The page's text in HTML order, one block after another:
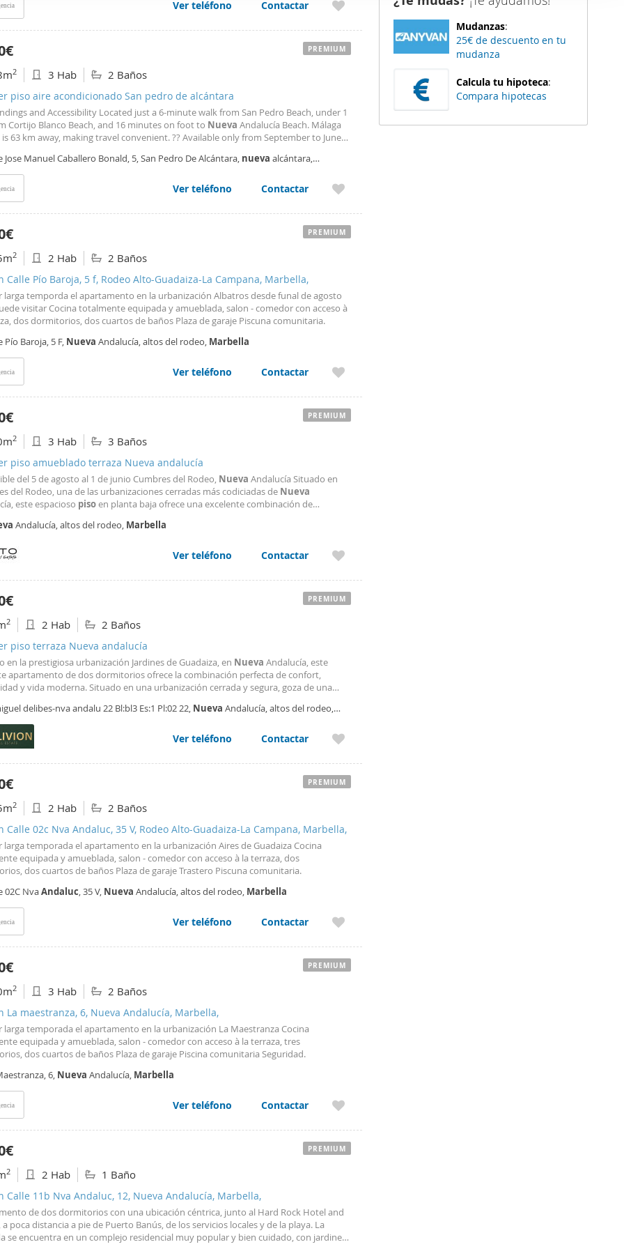
se usan para personalizar el contenido y los anuncios, ofrecer funciones
el tráfico. Además, compartimos información sobre el uso que haga del
de redes sociales, publicidad y análisis web, quienes pueden
que les haya proporcionado o que hayan recopilado a partir del uso
Ver teléfono Contactar
2 3 Hab 2 Baños
piso aire acondicionado San pedro de alcántara
and Accessibility Located just a 6-minute walk from San Pedro Beach, under 1
Cortijo Blanco Beach, and 16 minutes on foot to Nueva Andalucía Beach. Málaga
63 km away, making travel convenient. ?? Available only from September to June
summer season.
Jose Manuel Caballero Bonald, 5, San Pedro De Alcántara, nueva alcántara,
Ver teléfono Contactar
PREMIUM
2 2 Hab 2 Baños
Calle Pío Baroja, 5 f, Rodeo Alto-Guadaiza-La Campana, Marbella,
larga temporda el apartamento en la urbanización Albatros desde funal de agosto
visitar Cocina totalmente equipada y amueblada, salon - comedor con acceso à
dos dormitorios, dos cuartos de baños Plaza de garaje Piscuna comunitaria.
Pío Baroja, 5 F, Nueva Andalucía, altos del rodeo, Marbella
Ver teléfono Contactar
PREMIUM
2 3 Hab 3 Baños
piso amueblado terraza Nueva andalucía
del 5 de agosto al 1 de junio Cumbres del Rodeo, Nueva Andalucía Situado en
del Rodeo, una de las urbanizaciones cerradas más codiciadas de Nueva
este espacioso pisoen planta baja ofrece una excelente combinación de
de Puerto Banús, la playa, prestigiosos campos
Andalucía, altos del rodeo, Marbella
Ver teléfono Contactar
PREMIUM
2 2 Hab 2 Baños
piso terraza Nueva andalucía
en la prestigiosa urbanización Jardines de Guadaiza, en Nueva Andalucía, este
apartamento de dos dormitorios ofrece la combinación perfecta de confort,
y vida moderna. Situado en una urbanización cerrada y segura, goza de una
El apartamento cuenta con dos amplios dormitorios
delibes-nva andalu 22 Bl:bl3 Es:1 Pl:02 22, Nueva Andalucía, altos del rodeo,
Ver teléfono Contactar
PREMIUM
2 2 Hab 2 Baños
Calle 02c Nva Andaluc, 35 V, Rodeo Alto-Guadaiza-La Campana, Marbella,
larga temporada el apartamento en la urbanización Aires de Guadaiza Cocina
equipada y amueblada, salon - comedor con acceso à la terraza, dos
dos cuartos de baños Plaza de garaje Trastero Piscuna comunitaria.
02C NvaAndaluc, 35 V, Nueva Andalucía, altos del rodeo, Marbella
Ver teléfono Contactar
PREMIUM
2 3 Hab 2 Baños
La maestranza, 6, Nueva Andalucía, Marbella,
larga temporada el apartamento en la urbanización La Maestranza Cocina
equipada y amueblada, salon - comedor con acceso à la terraza, tres
dos cuartos de baños Plaza de garaje Piscina comunitaria Seguridad.
6, Nueva Andalucía, Marbella
Ver teléfono Contactar
PREMIUM
2 2 Hab 1 Baño
Calle 11b Nva Andaluc, 12, Nueva Andalucía, Marbella,
de dos dormitorios con una ubicación céntrica, junto al Hard Rock Hotel and
a poca distancia a pie de Puerto Banús, de los servicios locales y de la playa. La
se encuentra en un complejo residencial muy popular y bien cuidado, con jardines
PREMIUM
Mudanzas:
25€ de descuento en tu
mudanza
Calcula tu hipoteca:
Compara hipotecas